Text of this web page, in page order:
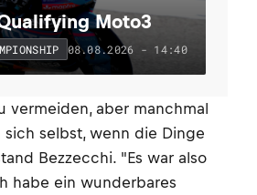
Moto3
08.08.2026 - 14:40
vermeiden, aber manchmal
selbst, wenn die Dinge
Bezzecchi. "Es war also
habe ein wunderbares